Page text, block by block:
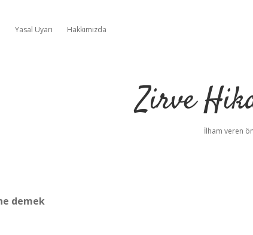
Yasal Uyarı Hakkımızda
Zirve
İlham veren
demek